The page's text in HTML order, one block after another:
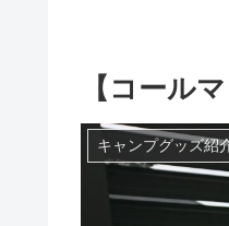
【コール
キャンプグッズ紹